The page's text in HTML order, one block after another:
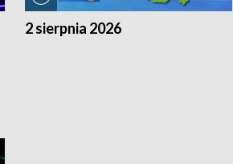
2 sierpnia 2026